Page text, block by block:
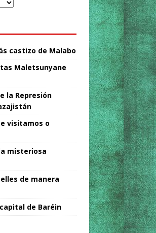
castizo de Malabo
Maletsunyane
la Represión
visitamos o
misteriosa
de manera
de Baréin